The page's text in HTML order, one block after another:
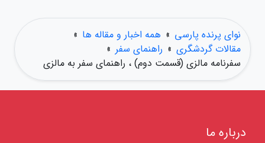
نوای پرنده پارسی » همه اخبار و مقاله ها »
مقالات گردشگری » راهنمای سفر »
سفرنامه مالزی (قسمت دوم) ، راهنمای سفر به مالزی
درباره ما